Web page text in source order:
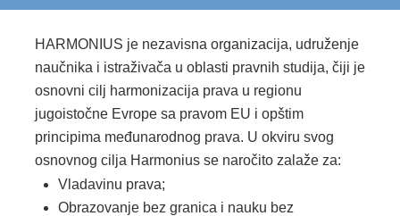
HARMONIUS je nezavisna organizacija, udruženje
naučnika i istraživača u oblasti pravnih studija, čiji je
osnovni cilj harmonizacija prava u regionu
jugoistočne Evrope sa pravom EU i opštim
principima međunarodnog prava. U okviru svog
osnovnog cilja Harmonius se naročito zalaže za:
Vladavinu prava;
Obrazovanje bez granica i nauku bez